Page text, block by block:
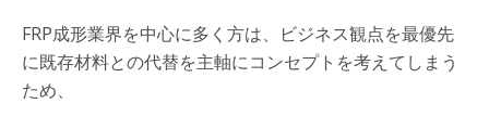
FRP成形業界を中心に多く方は、ビジネス観点を最優先
に既存材料との代替を主軸にコンセプトを考えてしまう
ため、